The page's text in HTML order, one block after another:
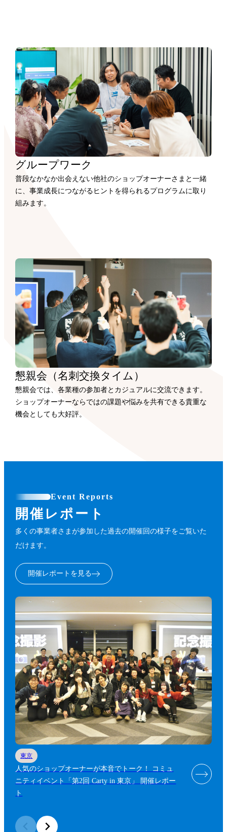
グループワーク
普段なかなか出会えない他社のショップオーナーさまと一緒
に、事業成長につながるヒントを得られるプログラムに取り
組みます。
懇親会（名刺交換タイム）
懇親会では、各業種の参加者とカジュアルに交流できます。
ショップオーナーならではの課題や悩みを共有できる貴重な
機会としても大好評。
Event Reports
開催レポート
多くの事業者さまが参加した過去の開催回の様子をご覧いた
だけます。
開催レポートを見る
東京
人気のショップオーナーが本音でトーク！ コミュ
ニティイベント「第2回 Carty in 東京」 開催レポー
ト